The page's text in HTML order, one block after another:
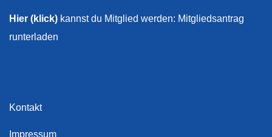
Hier (klick) kannst du Mitglied werden: Mitgliedsantrag
runterladen
Kontakt
Impressum